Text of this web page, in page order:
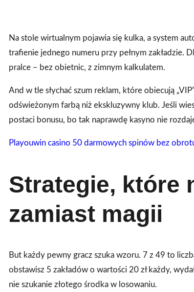
Na stole wirtualnym pojawia się kulka, a system
trafienie jednego numeru przy pełnym zakładzie.
pralce – bez obietnic, z zimnym kalkulatem.
And w tle słychać szum reklam, które obiecują
odświeżonym farbą niż ekskluzywny klub. Jeśli
postaci bonusu, bo tak naprawdę kasyno nie
Playouwin casino 50 darmowych spinów bez
Strategie, które
zamiast magii
But każdy pewny gracz szuka wzoru. 7 z 49 to
obstawisz 5 zakładów o wartości 20 zł każdy,
nie szukanie złotego środka w losowaniu.